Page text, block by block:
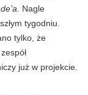
Nagle
tygodniu.
tylko, że
już w projekcie.